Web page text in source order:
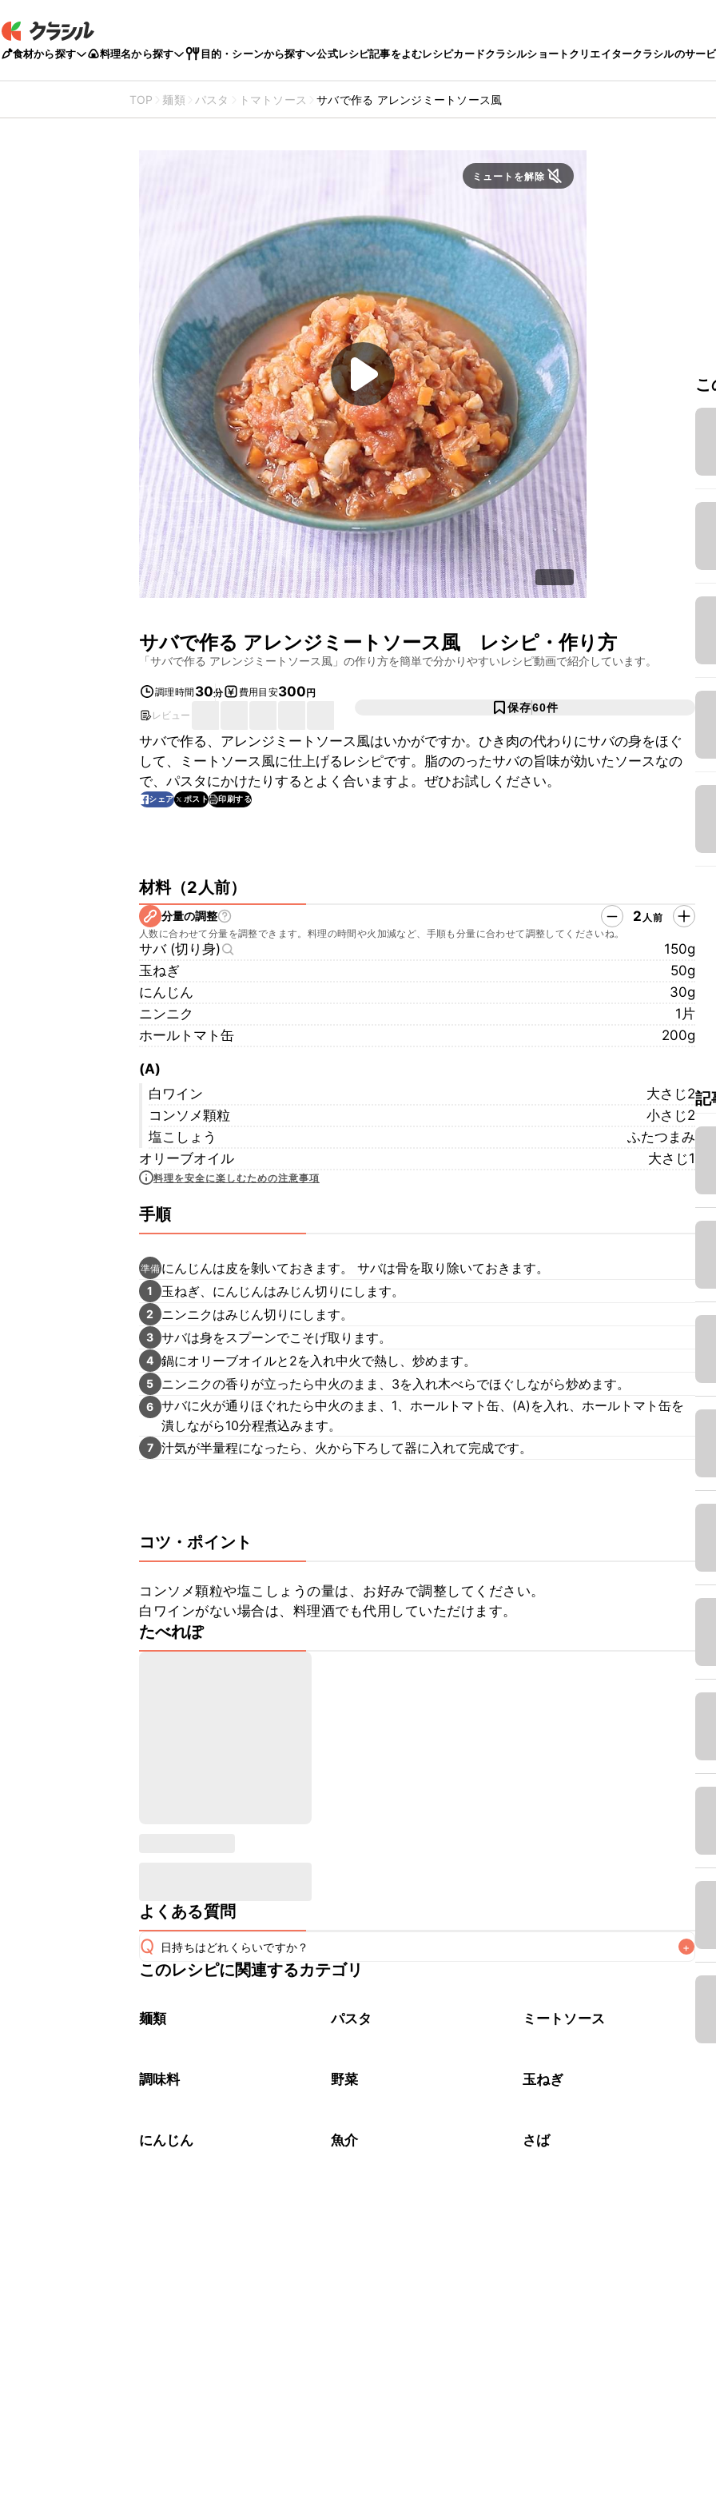
食材から探す 料理名から探す 目的・シーンから探す 公式レシピ記事をよむレシピカードクラシルショートクリエイタークラシルのサー
TOP 麺類 パスタ トマトソース サバで作る アレンジミートソース風
ミュートを解除
サバで作る アレンジミートソース風 レシピ・作り方
「サバで作る アレンジミートソース風 」の作り方を簡単で分かりやすいレシピ動画で紹介しています。
調理時間 30分 費用目安300円
レビュー
保存60件
サバで作る、アレンジミートソース風はいかがですか。ひき肉の代わりにサバの身をほぐ
して、ミートソース風に仕上げるレシピです。脂ののったサバの旨味が効いたソースなの
で、パスタにかけたりするとよく合いますよ。ぜひお試しください。
シェア ポスト 印刷する
材料（2人前）
分量の調整 2 人前
人数に合わせて分量を調整できます。料理の時間や火加減など、手順も分量に合わせて調整してくださいね。
サバ (切り身)
150g
玉ねぎ
50g
にんじん
30g
ニンニク
1片
ホールトマト缶
200g
(A)
白ワイン
大さじ2
コンソメ顆粒
小さじ2
塩こしょう
ふたつまみ
オリーブオイル
大さじ1
料理を安全に楽しむための注意事項
手順
準備 にんじんは皮を剝いておきます。 サバは骨を取り除いておきます。
1 玉ねぎ、にんじんはみじん切りにします。
2 ニンニクはみじん切りにします。
3 サバは身をスプーンでこそげ取ります。
4 鍋にオリーブオイルと2を入れ中火で熱し、炒めます。
5 ニンニクの香りが立ったら中火のまま、3を入れ木べらでほぐしながら炒めます。
6 サバに火が通りほぐれたら中火のまま、1、ホールトマト缶、(A)を入れ、ホールトマト缶を
潰しながら10分程煮込みます。
7 汁気が半量程になったら、火から下ろして器に入れて完成です。
コツ・ポイント
コンソメ顆粒や塩こしょうの量は、お好みで調整してください。
白ワインがない場合は、料理酒でも代用していただけます。
たべれぽ
よくある質問
Q 日持ちはどれくらいですか？ +
保存期間は冷蔵で翌日中が目安です。なるべくお早めにお召し上がりください。
※日持ちは目安です。
このレシピに関連するカテゴリ
麺類 パスタ ミートソース
調味料 野菜 玉ねぎ
にんじん 魚介 さば
記